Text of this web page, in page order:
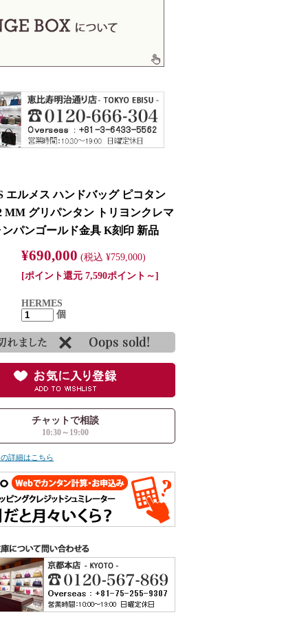
エルメス ハンドバッグ ピコタン
MM グリパンタン トリヨンクレマ
パンゴールド金具 K刻印 新品
¥690,000 (税込 ¥759,000)
[ポイント還元 7,590ポイント～]
HERMES
個
チャットで相談
10:30～19:00
詳細はこちら